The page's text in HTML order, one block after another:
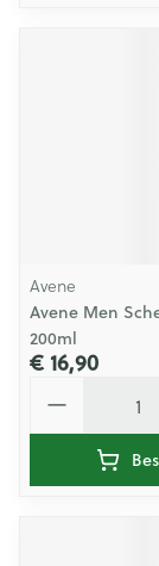
Avene
Avene Men
200ml
€ 16,90